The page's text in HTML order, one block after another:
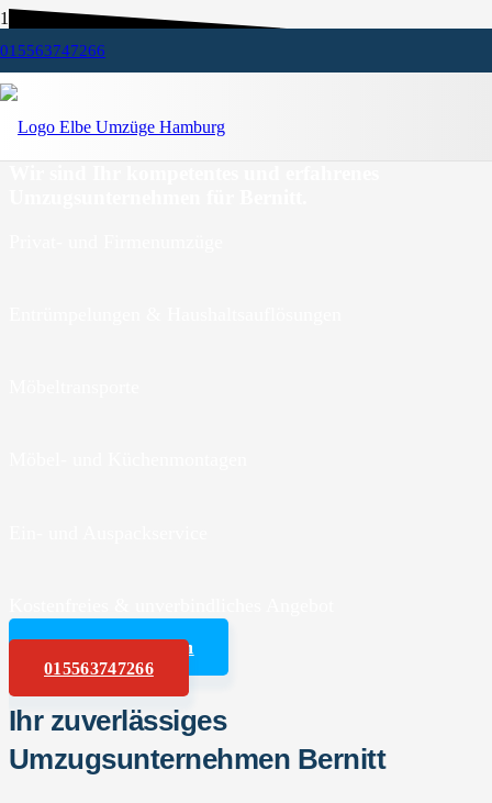
015563747266
Umzugsunternehmen Bernitt
Angebot anfordern
015563747266
Ihr zuverlässiges
Umzugsunternehmen Bernitt